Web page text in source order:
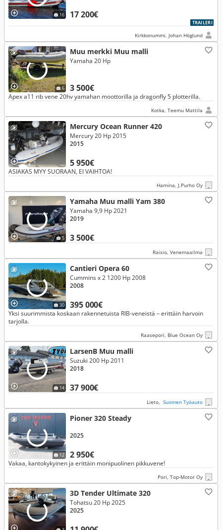
16 17 200€
TRAILERI
Kirkkonummi, Johan Höglund
6
Muu merkki Muu malli
3 500€
Yamaha 20 Hp
Apex a11 rib vene 20hv yamahan moottorilla ja dragonfly 5 plotterilla.
Kotka, Teemu Mattila
Mercury Ocean Runner 420
5 950€
Mercury 20 Hp 2015
2015
ASIAKAS MYY SUORAAN, EI VAIHTOA!
Hamina, J.Purho Oy
5
Yamaha Muu malli Yam 380
3 500€
Yamaha 9,9 Hp 2021
2019
Raisio, Venemaailma
30
Cantieri Opera 60
395 000€
Cummins x 2 1200 Hp 2008
2008
Yksi suurimmista koskaan rakennetuista RIB-veneistä – erittäin harvoin
tarjolla.
Raasepori, Blue Ocean Oy
14
LarsenB Muu malli
37 900€
Suzuki 200 Hp 2011
2018
Lieto, Suomen Työauto
12
Pioner 320 Steady
2 950€
2025
Vakaa, kantokykyinen ja erittäin monipuolinen pikkuvene!
Pori, Top-Motor Oy
3D Tender Ultimate 320
Tohatsu 20 Hp 2025
2025